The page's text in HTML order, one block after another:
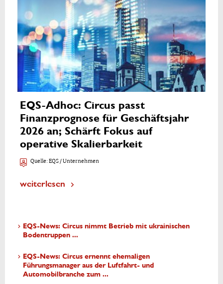
EQS-Adhoc: Circus passt
Finanzprognose für Geschäftsjahr
2026 an; Schärft Fokus auf
operative Skalierbarkeit
Quelle:EQS / Unternehmen
weiterlesen
EQS-News: Circus nimmt Betrieb mit ukrainischen
Bodentruppen ...
EQS-News: Circus ernennt ehemaligen
Führungsmanager aus der Luftfahrt- und
Automobilbranche zum ...